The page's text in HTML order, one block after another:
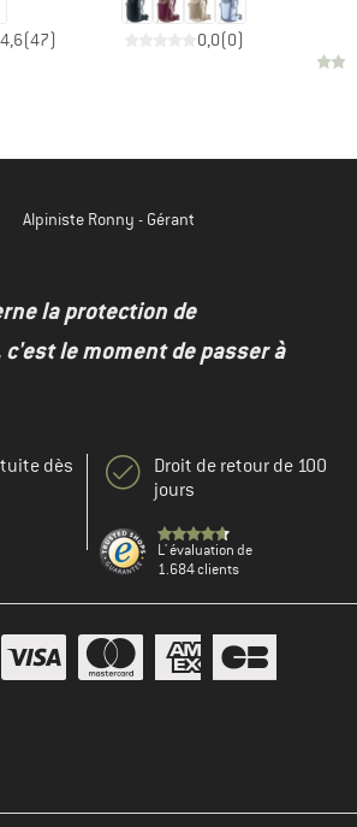
4,6(47) 0,0(0)
Alpiniste Ronny - Gérant
la protection de
le moment de passer à
dès
Droit de retour de 100
jours
L' évaluation de
1.684 clients